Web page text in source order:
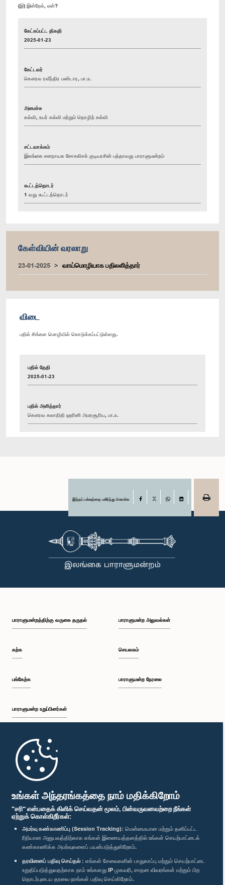
உங்கள் அந்தரங்கத்தை நாம் மதிக்கிறோம்
"சரி" என்பதைக் கிளிக் செய்வதன் மூலம், பின்வருவனவற்றை நீங்கள்
ஏற்றுக் கொள்கிறீர்கள்:
அமர்வு கண்காணிப்பு (Session Tracking): மென்மையான மற்றும் தனிப்பட்ட
ரீதியான அனுபவத்திற்காக எங்கள் இணையத்தளத்தில் உங்கள் செயற்பாட்டைக்
கண்காணிக்க அமர்வுகளைப் பயன்படுத்துகிறோம்.
தரவினைப் பதிவு செய்தல் : எங்கள் சேவைகளின் பாதுகாப்பு மற்றும் செயற்பாட்டை
உறுதிப்படுத்துவதற்காக நாம் உங்களது IP முகவரி, சாதன விவரங்கள் மற்றும் பிற
தொடர்புடைய தரவை நாங்கள் பதிவு செய்கிறோம்.
(இ) இன்றேல், ஏன்?
கேட்கப்பட்ட திகதி
2025-01-23
கேட்டவர்
கௌரவ ரவீந்திர பண்டார, பா.உ.
அமைச்சு
கல்வி, உயர் கல்வி மற்றும் தொழிற் கல்வி
சட்டவாக்கம்
இலங்கை சனநாயக சோசலிசக் குடியரசின் பத்தாவது பாராளுமன்றம்
கூட்டத்தொடர்
1 வது கூட்டத்தொடர்
கேள்வியின் வரலாறு
23-01-2025 வாய்மொழியாக பதிலளித்தார்
விடை
பதில் சிங்கள மொழியில் கொடுக்கப்பட்டுள்ளது.
பதில் தேதி
2025-01-23
பதில் அளித்தார்
கௌரவ கலாநிதி ஹரினி அமரசூரிய, பா.உ.
இந்தப் பக்கத்தை பகிர்ந்து கொள்க Facebook
பாராளுமன்றத்திற்கு வருகை தருதல்
கற்க
பங்கேற்க
பாராளுமன்ற உறுப்பினர்கள்
முதற்பக்கம்
பாராளுமன்ற அலுவல்கள்
செயலகம்
பாராளுமன்ற நேரலை
பாராளுமன்ற கையடக்க செயலி
எம்மை பின்தொடர்க :
விருதுகள்